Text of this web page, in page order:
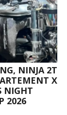
NINJA 2T
X
NIGHT
2026